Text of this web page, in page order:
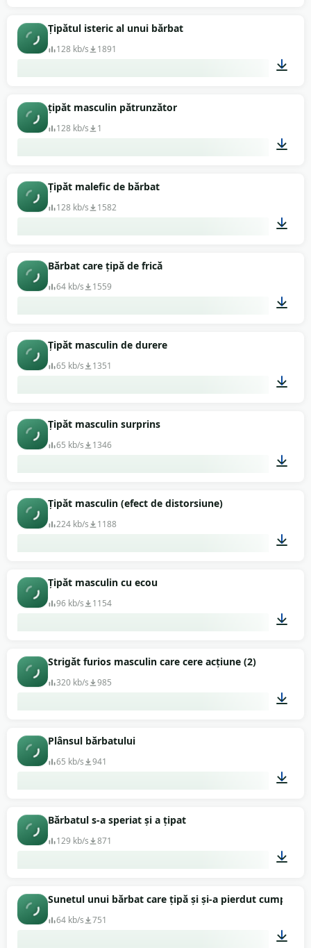
Țipătul isteric al unui bărbat
128 kb/s 1891
țipăt masculin pătrunzător
128 kb/s 1
Țipăt malefic de bărbat
128 kb/s 1582
Bărbat care țipă de frică
64 kb/s 1559
Țipăt masculin de durere
65 kb/s 1351
Țipăt masculin surprins
65 kb/s 1346
Țipăt masculin (efect de distorsiune)
224 kb/s 1188
Țipăt masculin cu ecou
96 kb/s 1154
Strigăt furios masculin care cere acțiune (2)
320 kb/s 985
Plânsul bărbatului
65 kb/s 941
Bărbatul s-a speriat și a țipat
129 kb/s 871
00:02
Sunetul unui bărbat care țipă și și-a pierdut cumpătul
64 kb/s 751